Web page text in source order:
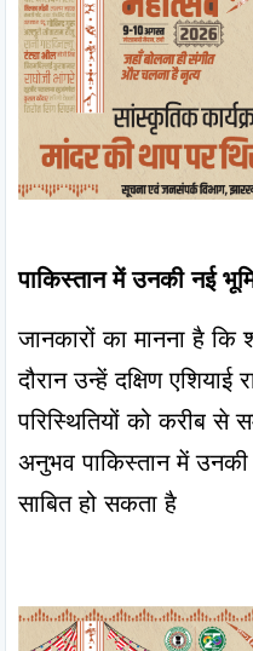
पाकिस्तान में उनकी नई
जानकारों का मानना है
दौरान उन्हें दक्षिण
परिस्थितियों को करीब से
अनुभव पाकिस्तान में उनकी
साबित हो सकता है